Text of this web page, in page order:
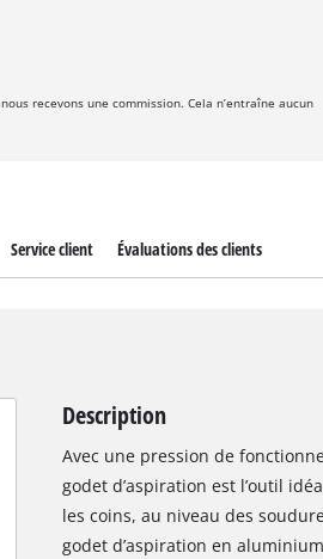
recevons une commission. Cela n’entraîne aucun
Service client Évaluations des clients
Description
Avec une pression de
godet d’aspiration est l’outil
les coins, au niveau des
godet d’aspiration en